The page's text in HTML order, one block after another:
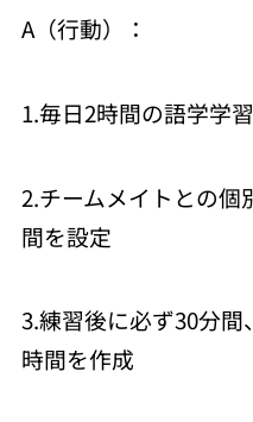
A（行動）：
1.毎日2時間の語学学
2.チームメイトとの
間を設定
3.練習後に必ず30分間
時間を作成